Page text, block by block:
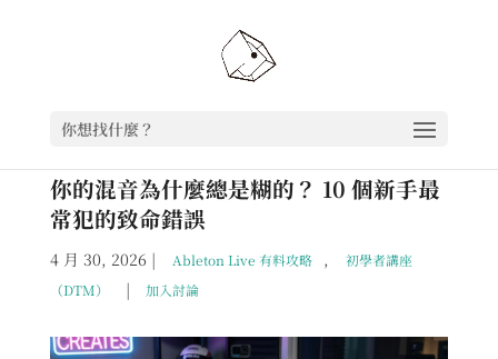
你想找什麼？
你的混音為什麼總是糊的？ 10 個新手最
常犯的致命錯誤
4 月 30, 2026 | Ableton Live 有料攻略 ,
初學者講座
（DTM）
| 加入討論